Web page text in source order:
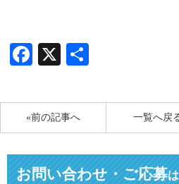
Facebook
X
«前の記事へ 一覧へ戻
お問い合わせ・ご応募は